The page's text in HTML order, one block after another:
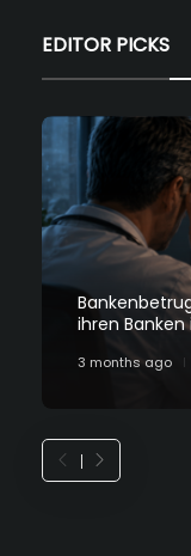
EDITOR PICKS
ihren
3 months ago